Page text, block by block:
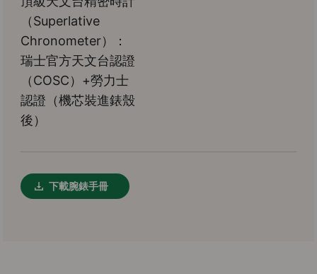
（Superlative
Chronometer）：
瑞士官方天文台認證
（COSC）+勞力士
認證（機芯裝進錶殼
後）
下載腕錶手冊